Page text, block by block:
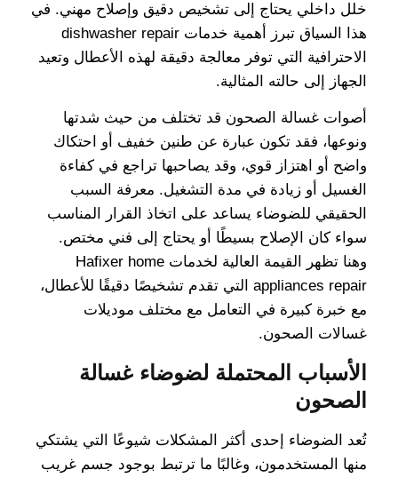
خلل داخلي يحتاج إلى تشخيص دقيق وإصلاح مهني. في
هذا السياق تبرز أهمية خدمات dishwasher repair
الاحترافية التي توفر معالجة دقيقة لهذه الأعطال وتعيد
الجهاز إلى حالته المثالية.
أصوات غسالة الصحون قد تختلف من حيث شدتها
ونوعها، فقد تكون عبارة عن طنين خفيف أو احتكاك
واضح أو اهتزاز قوي، وقد يصاحبها تراجع في كفاءة
الغسيل أو زيادة في مدة التشغيل. معرفة السبب
الحقيقي للضوضاء يساعد على اتخاذ القرار المناسب
سواء كان الإصلاح بسيطًا أو يحتاج إلى فني مختص.
وهنا تظهر القيمة العالية لخدمات Hafixer home
appliances repair التي تقدم تشخيصًا دقيقًا للأعطال،
مع خبرة كبيرة في التعامل مع مختلف موديلات
غسالات الصحون.
الأسباب المحتملة لضوضاء غسالة
الصحون
تُعد الضوضاء إحدى أكثر المشكلات شيوعًا التي يشتكي
منها المستخدمون، وغالبًا ما ترتبط بوجود جسم غريب